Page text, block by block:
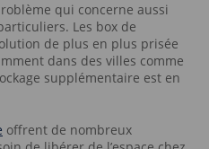
qui concerne aussi
Les box de
de plus en plus prisée
dans des villes comme
supplémentaire est en
offrent de nombreux